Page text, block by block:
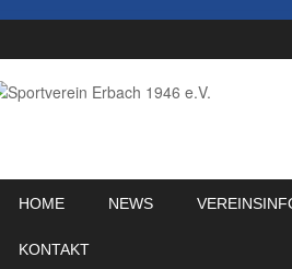
HOME NEWS
KONTAKT